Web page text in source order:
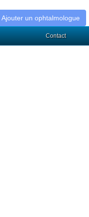
Ajouter un ophtalmologue
Contact